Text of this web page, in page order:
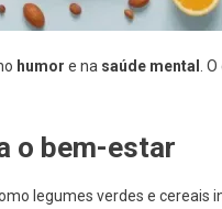
humor e na saúde mental
.
o bem-estar
legumes verdes e cereais